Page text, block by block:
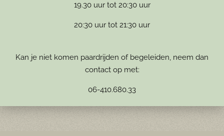
19.30 uur tot 20:30 uur
20:30 uur tot 21:30 uur
Kan je niet komen paardrijden of begeleiden, neem dan
contact op met:
06-410.680.33